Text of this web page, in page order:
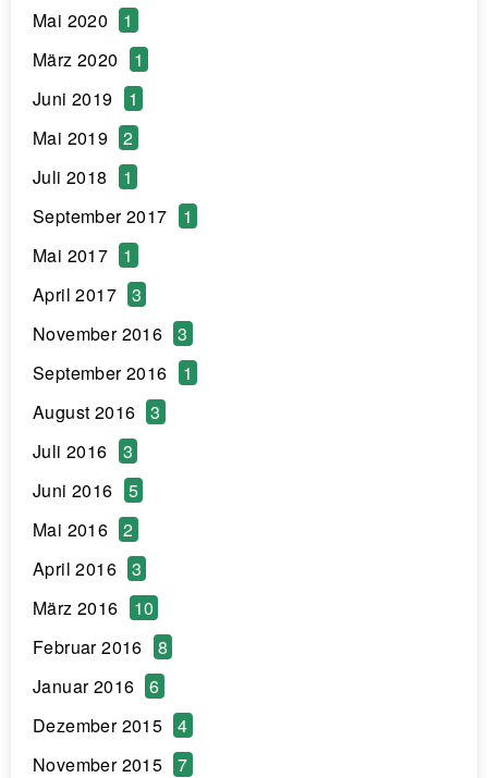
Mai 2020
1
März 2020
1
Juni 2019
1
Mai 2019
2
Juli 2018
1
September 2017
1
Mai 2017
1
April 2017
3
November 2016
3
September 2016
1
August 2016
3
Juli 2016
3
Juni 2016
5
Mai 2016
2
April 2016
3
März 2016
10
Februar 2016
8
Januar 2016
6
Dezember 2015
4
November 2015
7